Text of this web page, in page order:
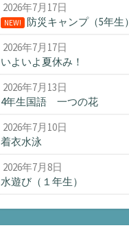
2026年7月17日
NEW!
防災キャンプ（5年生）
2026年7月17日
いよいよ夏休み！
2026年7月13日
4年生国語 一つの花
2026年7月10日
着衣水泳
2026年7月8日
水遊び（１年生）